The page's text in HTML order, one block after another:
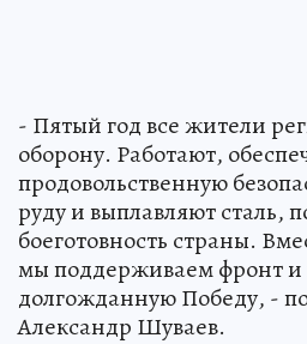
- Пятый год все жители
оборону. Работают,
продовольственную
руду и выплавляют сталь,
боеготовность страны.
мы поддерживаем фронт
долгожданную Победу, -
Александр Шуваев.